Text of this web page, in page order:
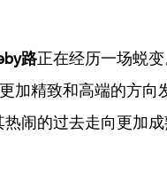
路正在经历一场蜕
加精致和高端的方向
闹的过去走向更加